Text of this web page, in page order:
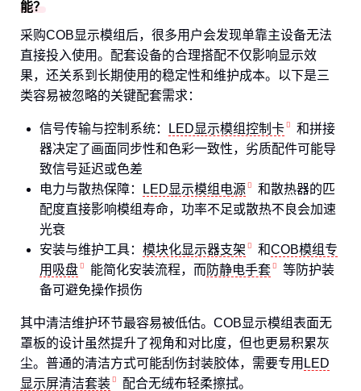
能？
采购COB显示模组后，很多用户会发现单靠主设备无法
直接投入使用。配套设备的合理搭配不仅影响显示效
果，还关系到长期使用的稳定性和维护成本。以下是三
类容易被忽略的关键配套需求：
信号传输与控制系统： LED显示模组控制卡
和拼接
器决定了画面同步性和色彩一致性，劣质配件可能导
致信号延迟或色差
电力与散热保障：
LED显示模组电源
和散热器的匹
配度直接影响模组寿命，功率不足或散热不良会加速
光衰
安装与维护工具： 模块化显示器支架 和COB模组专
用吸盘
能简化安装流程，而 防静电手套
等防护装
备可避免操作损伤
其中清洁维护环节最容易被低估。COB显示模组表面无
罩板的设计虽然提升了视角和对比度，但也更易积累灰
尘。普通的清洁方式可能刮伤封装胶体，需要专用 LED
显示屏清洁套装
配合无绒布轻柔擦拭。